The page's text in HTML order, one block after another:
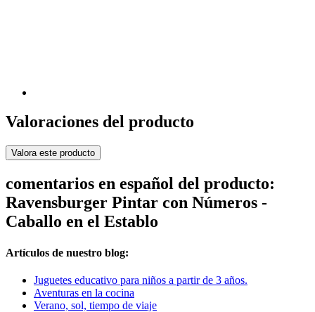
Valoraciones del producto
Valora este producto
comentarios en español del producto:
Ravensburger Pintar con Números -
Caballo en el Establo
Artículos de nuestro blog:
Juguetes educativo para niños a partir de 3 años.
Aventuras en la cocina
Verano, sol, tiempo de viaje